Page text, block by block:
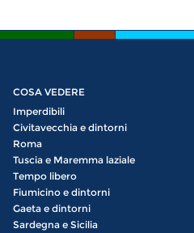
COSA VEDERE
Imperdibili
Civitavecchia e dintorni
Roma
Tuscia e Maremma laziale
Tempo libero
Fiumicino e dintorni
Gaeta e dintorni
Sardegna e Sicilia